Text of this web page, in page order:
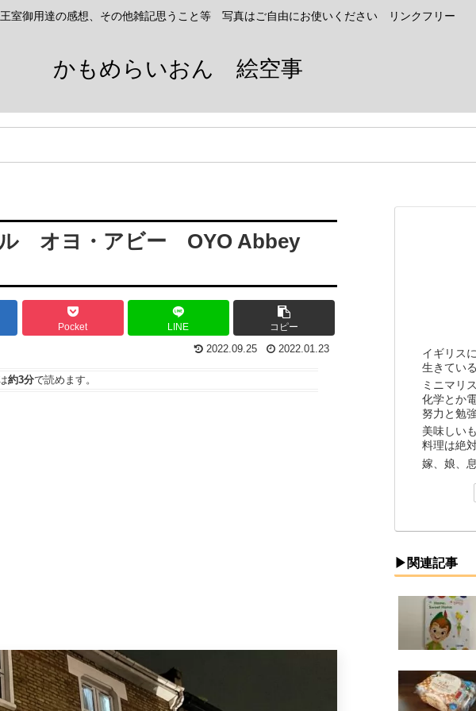
室御用達の感想、その他雑記思うこと等 写真はご自由にお使いください リンクフリー
かもめらいおん 絵空事
オヨ・アビー OYO Abbey
Pocket LINE コピー
2022.09.25 2022.01.23
約3分で読めます。
イギリス
生きてい
ミニマリ
化学とか
努力と勉
美味しい
料理は絶
嫁、娘、
▶関連記事